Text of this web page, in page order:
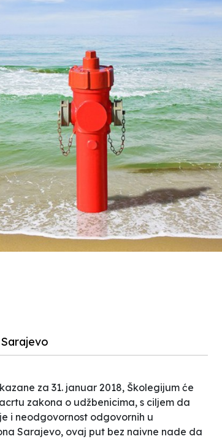
za 31. januar 2018, Školegijum će
zakona o udžbenicima, s ciljem da
i neodgovornost odgovornih u
Sarajevo, ovaj put bez naivne nade da